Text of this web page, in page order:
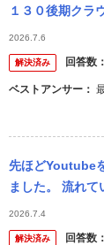
１３０後期クラ
2026.7.6
解決済み 回答数：
ベストアンサー：
先ほどYoutube
ました。 流れ
ん。 とりあえず
こ...
2026.7.4
解決済み 回答数：